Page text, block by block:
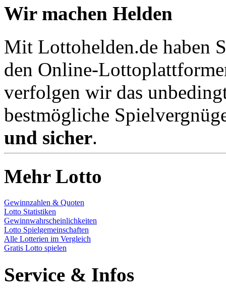
Wir machen Helden
Mit Lottohelden.de haben
den Online-
verfolgen wir das
bestmögliche
und sicher.
Mehr Lotto
Gewinnzahlen & Quoten
Lotto Statistiken
Gewinnwahrscheinlichkeiten
Lotto Spielgemeinschaften
Alle Lotterien im Vergleich
Gratis Lotto spielen
Service & Infos